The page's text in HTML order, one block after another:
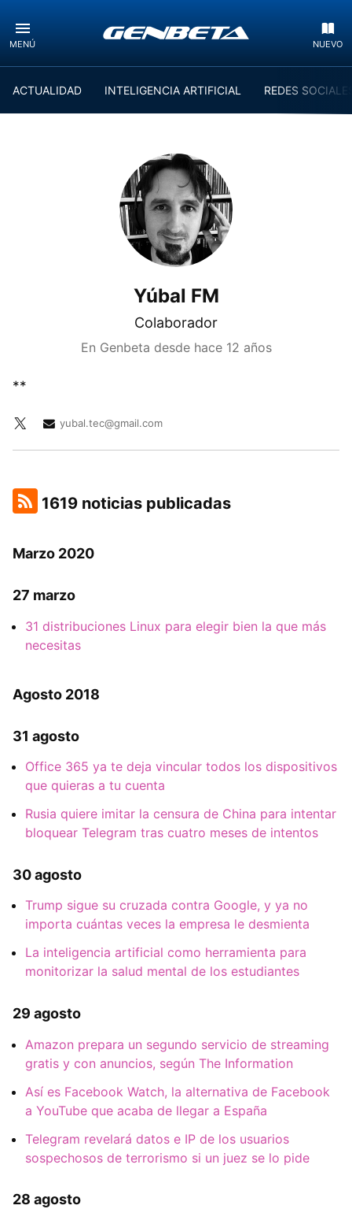
MENÚ NUEVO
ACTUALIDAD INTELIGENCIA ARTIFICIAL REDES
Yúbal FM
Colaborador
En Genbeta desde hace 12 años
**
yubal.tec@gmail.com
1619 noticias publicadas
Marzo 2020
27 marzo
31 distribuciones Linux para elegir bien la que más
necesitas
Agosto 2018
31 agosto
Office 365 ya te deja vincular todos los dispositivos
que quieras a tu cuenta
Rusia quiere imitar la censura de China para intentar
bloquear Telegram tras cuatro meses de intentos
30 agosto
Trump sigue su cruzada contra Google, y ya no
importa cuántas veces la empresa le desmienta
La inteligencia artificial como herramienta para
monitorizar la salud mental de los estudiantes
29 agosto
Amazon prepara un segundo servicio de streaming
gratis y con anuncios, según The Information
Así es Facebook Watch, la alternativa de Facebook
a YouTube que acaba de llegar a España
Telegram revelará datos e IP de los usuarios
sospechosos de terrorismo si un juez se lo pide
28 agosto